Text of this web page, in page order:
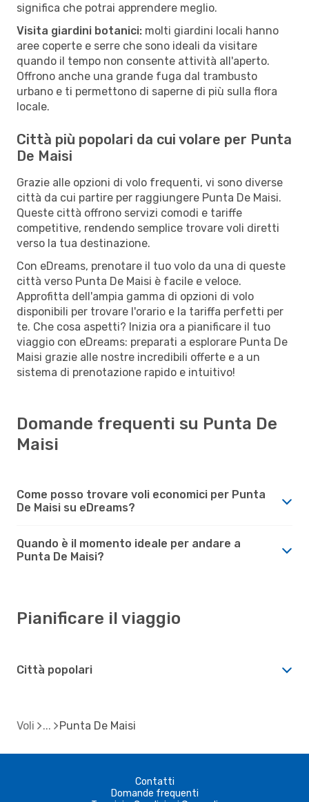
significa che potrai apprendere meglio.
Visita giardini botanici: molti giardini locali hanno
aree coperte e serre che sono ideali da visitare
quando il tempo non consente attività all'aperto.
Offrono anche una grande fuga dal trambusto
urbano e ti permettono di saperne di più sulla flora
locale.
Città più popolari da cui volare per Punta
De Maisi
Grazie alle opzioni di volo frequenti, vi sono diverse
città da cui partire per raggiungere Punta De Maisi.
Queste città offrono servizi comodi e tariffe
competitive, rendendo semplice trovare voli diretti
verso la tua destinazione.
Con eDreams, prenotare il tuo volo da una di queste
città verso Punta De Maisi è facile e veloce.
Approfitta dell'ampia gamma di opzioni di volo
disponibili per trovare l'orario e la tariffa perfetti per
te. Che cosa aspetti? Inizia ora a pianificare il tuo
viaggio con eDreams: preparati a esplorare Punta De
Maisi grazie alle nostre incredibili offerte e a un
sistema di prenotazione rapido e intuitivo!
Domande frequenti su Punta De
Maisi
Come posso trovare voli economici per Punta
De Maisi su eDreams?
Quando è il momento ideale per andare a
Punta De Maisi?
Pianificare il viaggio
Città popolari
Voli Punta De Maisi
Contatti
Domande frequenti